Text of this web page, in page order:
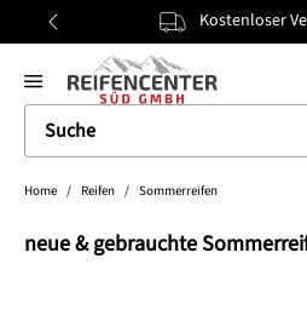
springen Kostenloser
general.prev
Home / Reifen / Sommerreifen
neue & gebrauchte